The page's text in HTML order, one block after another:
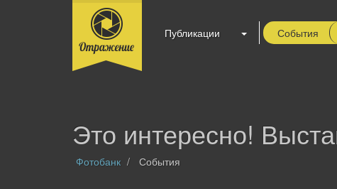
Публикации События
Это интересно!
Фотобанк События